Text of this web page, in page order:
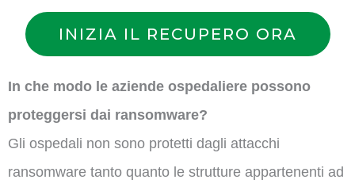
INIZIA IL RECUPERO ORA
In che modo le aziende ospedaliere possono
proteggersi dai ransomware?
Gli ospedali non sono protetti dagli attacchi
ransomware tanto quanto le strutture appartenenti ad